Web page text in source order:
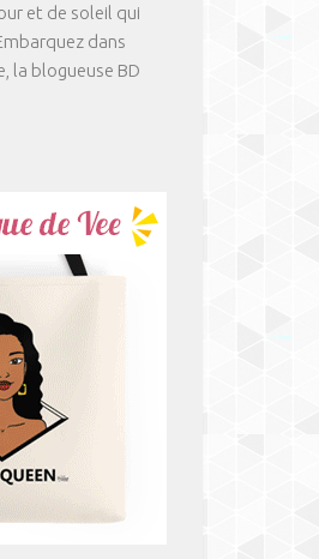
et de soleil qui
dans
la blogueuse BD